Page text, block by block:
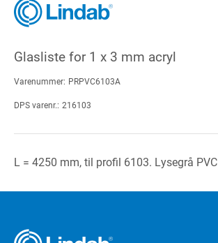
Glasliste for 1 x 3 mm acryl
Varenummer: PRPVC6103A
DPS varenr.: 216103
L = 4250 mm, til profil 6103. Lysegrå PVC